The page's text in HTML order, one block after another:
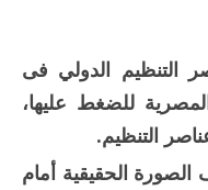
التنظيم الدولي فى
للضغط عليها،
التنظيم.
الحقيقية أمام